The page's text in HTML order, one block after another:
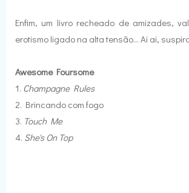
Enfim, um livro recheado de amizades,
erotismo ligado na alta tensão... Ai ai,
Awesome Foursome
1. Champagne Rules
2. Brincando com fogo
3. Touch Me
4. She's On Top